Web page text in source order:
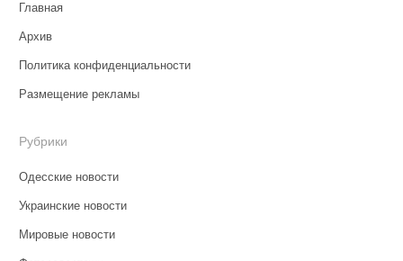
Главная
Архив
Политика конфиденциальности
Размещение рекламы
Рубрики
Одесские новости
Украинские новости
Мировые новости